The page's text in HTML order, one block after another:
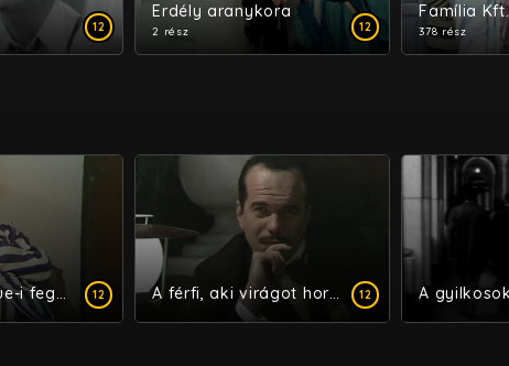
12 12
Erdély aranykora
2 rész
Família Kft.
378 rész
12
A Pont L`évéque-i fegyintézet 12
A férfi, aki virágot hord a szájában A gyilkosok